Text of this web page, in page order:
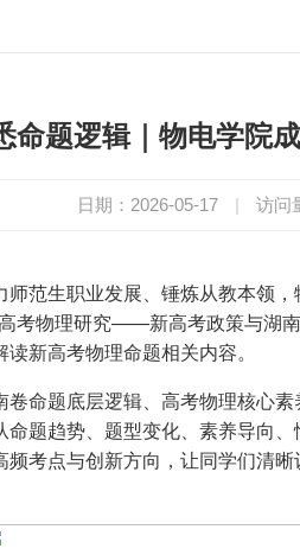
命题逻辑｜物电学院
日期：2026-05-17 | 访问
师范生职业发展、锤炼从教本领
考物理研究——新高考政策与湖
新高考物理命题相关内容。
命题底层逻辑、高考物理核心
题趋势、题型变化、素养导向
考点与创新方向，让同学们清晰